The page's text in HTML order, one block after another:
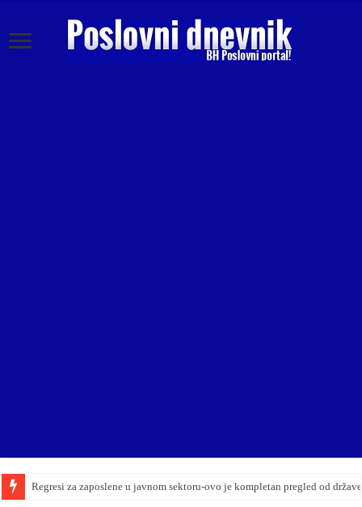
Regresi za zaposlene u javnom sektoru-ovo je kompletan pregled od